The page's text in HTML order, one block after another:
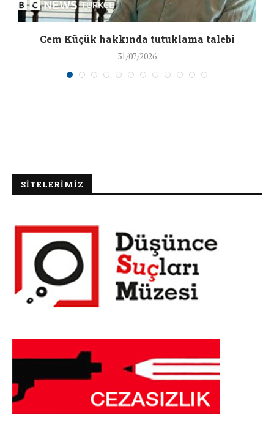
Cem Küçük hakkında tutuklama talebi
31/07/2026
SİTELERİMİZ